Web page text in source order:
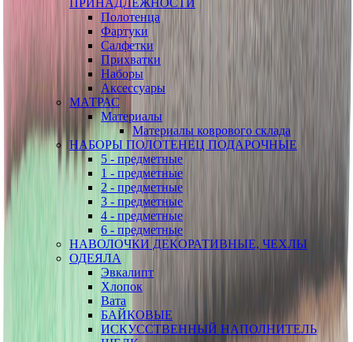
ПРИНАДЛЕЖНОСТИ
Полотенца
Фартуки
Салфетки
Прихватки
Наборы
Аксессуары
МАТРАС
Материалы
Материалы коврового склада
НАБОРЫ ПОЛОТЕНЕЦ ПОДАРОЧНЫЕ
5 - предметные
1 - предметные
2 - предметные
3 - предметные
4 - предметные
6 - предметные
НАВОЛОЧКИ ДЕКОРАТИВНЫЕ, ЧЕХЛЫ
ОДЕЯЛА
Эвкалипт
Хлопок
Вата
БАЙКОВЫЕ
ИСКУССТВЕННЫЙ НАПОЛНИТЕЛЬ